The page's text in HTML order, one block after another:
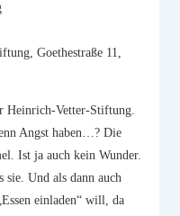
Goethestraße 11,
Heinrich-Vetter-Stiftung.
Angst haben…? Die
Ist ja auch kein Wunder.
Und als dann auch
einladen“ will, da